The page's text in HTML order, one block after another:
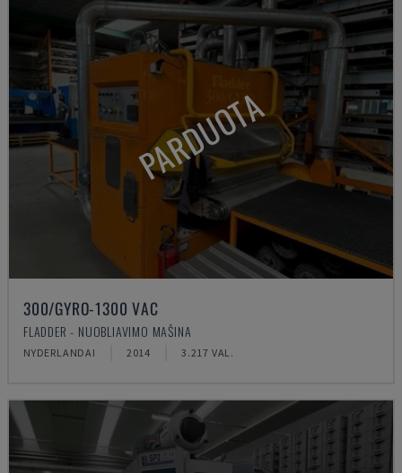
PARDUOTA
300/GYRO-1300 VAC
FLADDER - NUOBLIAVIMO MAŠINA
NYDERLANDAI 2014 3.217 VAL.